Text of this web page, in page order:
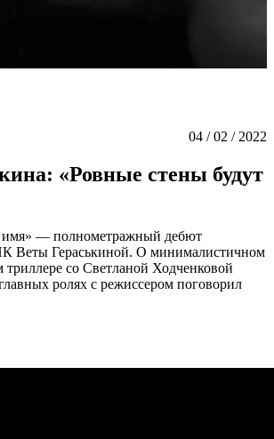
04 / 02 / 2022
«Ровные стены будут
имя» — полнометражный дебют
Гераськиной. О минималистичном
триллере со Светланой Ходченковой
ролях с режиссером поговорил